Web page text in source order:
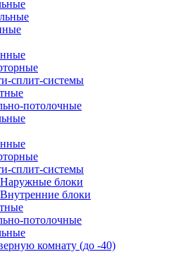
сплит-системы
потолочные
сплит-системы
Наружные блоки
Внутренние блоки
потолочные
комнату (до -40)